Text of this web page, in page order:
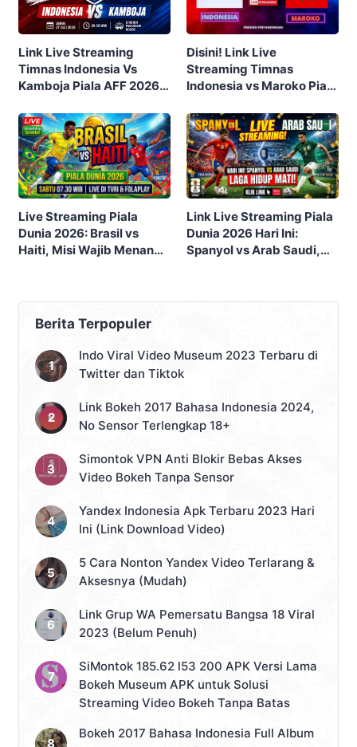
Link Live Streaming
Timnas Indonesia Vs
Kamboja Piala AFF 2026,
Disini! Link Live
Streaming Timnas
Indonesia vs Maroko Piala
Gratis
Live Streaming Piala
Dunia 2026: Brasil vs
Haiti, Misi Wajib Menang
Link Live Streaming Piala
Dunia 2026 Hari Ini:
Spanyol vs Arab Saudi,
Berita Terpopuler
Indo Viral Video Museum 2023 Terbaru di
Twitter dan Tiktok
Link Bokeh 2017 Bahasa Indonesia 2024,
No Sensor Terlengkap 18+
Simontok VPN Anti Blokir Bebas Akses
Video Bokeh Tanpa Sensor
Yandex Indonesia Apk Terbaru 2023 Hari
Ini (Link Download Video)
5 Cara Nonton Yandex Video Terlarang &
Aksesnya (Mudah)
Link Grup WA Pemersatu Bangsa 18 Viral
2023 (Belum Penuh)
SiMontok 185.62 l53 200 APK Versi Lama
Bokeh Museum APK untuk Solusi
Streaming Video Bokeh Tanpa Batas
Bokeh 2017 Bahasa Indonesia Full Album